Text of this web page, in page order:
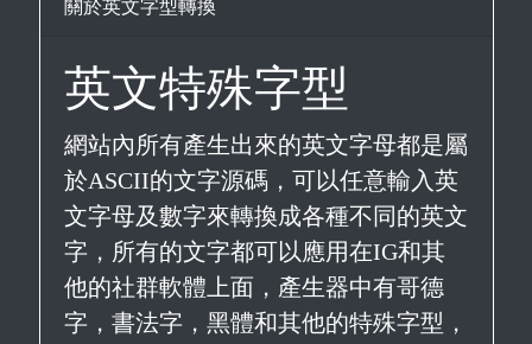
關於英文字型轉換
英文特殊字型
網站內所有產生出來的英文字母都是屬
於ASCII的文字源碼，可以任意輸入英
文字母及數字來轉換成各種不同的英文
字，所有的文字都可以應用在IG和其
他的社群軟體上面，產生器中有哥德
字，書法字，黑體和其他的特殊字型，